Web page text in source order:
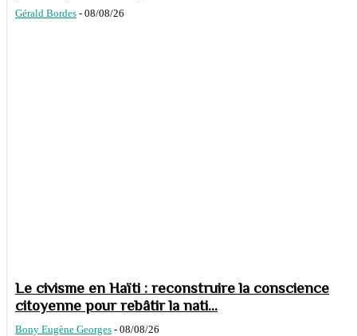
Gérald Bordes - 08/08/26
Le civisme en Haïti : reconstruire la conscience
citoyenne pour rebâtir la nati...
Bony Eugène Georges - 08/08/26